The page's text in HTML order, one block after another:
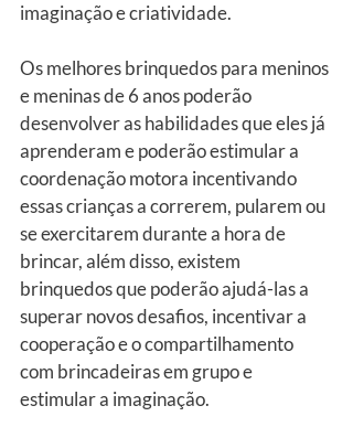
imaginação e criatividade.
Os melhores brinquedos para meninos
e meninas de 6 anos poderão
desenvolver as habilidades que eles já
aprenderam e poderão estimular a
coordenação motora incentivando
essas crianças a correrem, pularem ou
se exercitarem durante a hora de
brincar, além disso, existem
brinquedos que poderão ajudá-las a
superar novos desafios, incentivar a
cooperação e o compartilhamento
com brincadeiras em grupo e
estimular a imaginação.